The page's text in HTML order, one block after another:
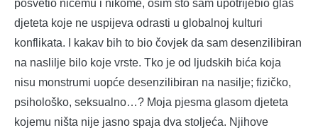
posvetio ničemu i nikome, osim što sam upotrijebio glas
djeteta koje ne uspijeva odrasti u globalnoj kulturi
konflikata. I kakav bih to bio čovjek da sam desenzilibiran
na naslilje bilo koje vrste. Tko je od ljudskih bića koja
nisu monstrumi uopće desenzilibiran na nasilje; fizičko,
psihološko, seksualno…? Moja pjesma glasom djeteta
kojemu ništa nije jasno spaja dva stoljeća. Njihove